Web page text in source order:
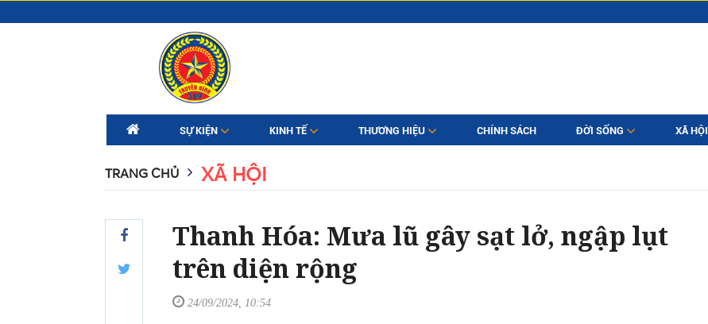
SỰ KIỆN KINH TẾ THƯƠNG HIỆU CHÍNH SÁCH ĐỜI SỐNG XÃ HỘI
TRANG CHỦ XÃ HỘI
Thanh Hóa: Mưa lũ gây sạt lở, ngập lụt
trên diện rộng
24/09/2024, 10:54